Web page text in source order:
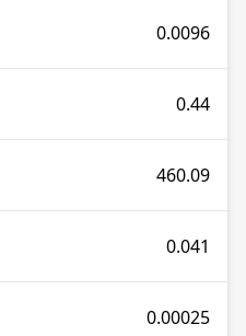
0.0096
0.44
460.09
0.041
0.00025